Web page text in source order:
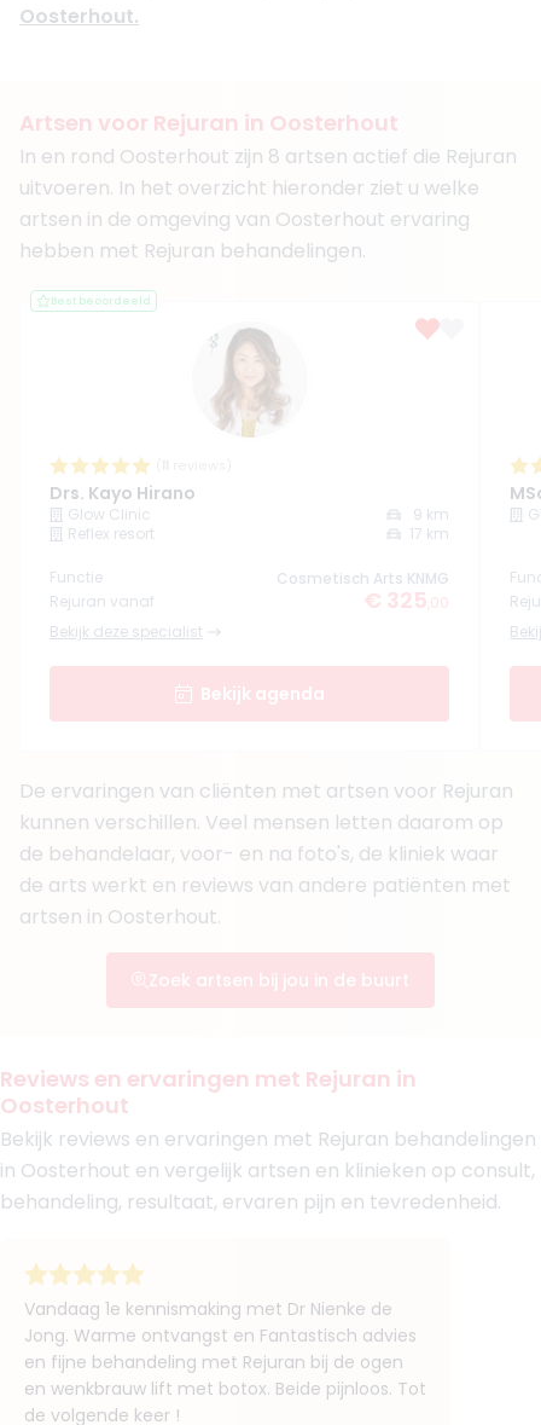
3. Drs. Kayo Hirano
Aantal jaar ervaring
Klinieken
Glow Clinic
Reflex resort
Boek consult
5reviews)
4. MSc. Martine Van der Aa
79060291930
Verpleegkundige
Aantal jaar ervaring
Klinieken
Glow Clinic
Bekijk artsprofiel
5. Drs. Vicdan Köse
BIG-nummer 29063479901
Klinieken
Medica Estetica Breda
+ 2 meer
Bekijk artsprofiel
Oosterhout.
Artsen voor Rejuran in Oosterhout
In en rond Oosterhout zijn 8 artsen actief die Rejuran
uitvoeren. In het overzicht hieronder ziet u welke
artsen in de omgeving van Oosterhout ervaring
hebben met Rejuran behandelingen.
Best beoordeeld
Drs. Kayo Hirano
Glow Clinic
9 km
Reflex resort
17 km
Functie
Cosmetisch Arts KNMG
Rejuran vanaf
€ 325 ,00
Bekijk deze specialist
Bekijk agenda
De ervaringen van cliënten met artsen voor Rejuran
kunnen verschillen. Veel mensen letten daarom op
de behandelaar, voor- en na foto's, de kliniek waar
de arts werkt en reviews van andere patiënten met
artsen in Oosterhout.
Zoek artsen bij jou in de buurt
Reviews en ervaringen met Rejuran in
Oosterhout
Bekijk reviews en ervaringen met Rejuran behandelingen
in Oosterhout en vergelijk artsen en klinieken op consult,
behandeling, resultaat, ervaren pijn en tevredenheid.
Vandaag 1e kennismaking met Dr Nienke de
Jong. Warme ontvangst en Fantastisch advies
en fijne behandeling met Rejuran bij de ogen
en wenkbrauw lift met botox. Beide pijnloos. Tot
de volgende keer !